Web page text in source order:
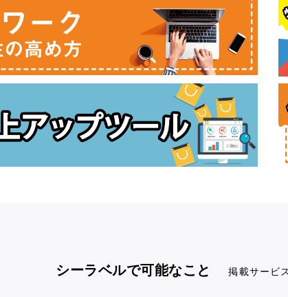
シーラベルで可能なこと 掲載サービ